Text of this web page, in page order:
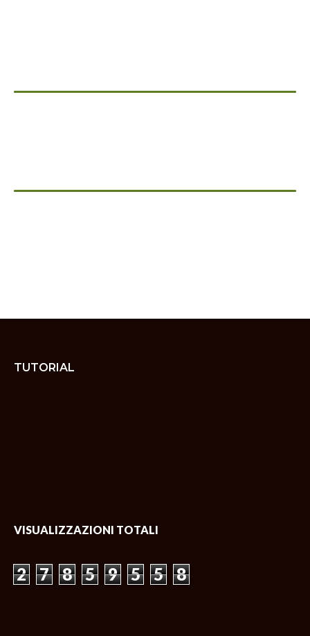
TUTORIAL
VISUALIZZAZIONI TOTALI
2 7 8 5 9 5 5 8